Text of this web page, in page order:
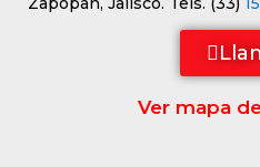
Ver mapa